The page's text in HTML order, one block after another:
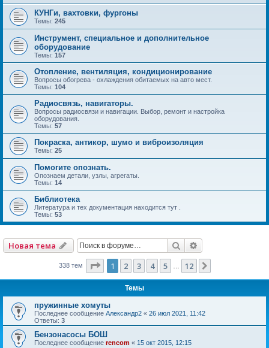
КУНГи, вахтовки, фургоны
Темы: 245
Инструмент, специальное и дополнительное
оборудование
Темы: 157
Отопление, вентиляция, кондиционирование
Вопросы обогрева - охлаждения обитаемых на авто мест.
Темы: 104
Радиосвязь, навигаторы.
Вопросы радиосвязи и навигации. Выбор, ремонт и настройка
оборудования.
Темы: 57
Покраска, антикор, шумо и виброизоляция
Темы: 25
Помогите опознать.
Опознаем детали, узлы, агрегаты.
Темы: 14
Библиотека
Литература и тех документация находится тут .
Темы: 53
Новая тема Поиск
338 тем Страница из 12
1 2 3 4 5 12
Темы
пружинные хомуты
Последнее сообщение Александр2 « 26 июл 2021, 11:42
Ответы: 3
Бензонасосы БОШ
Последнее сообщение rencom « 15 окт 2015, 12:15